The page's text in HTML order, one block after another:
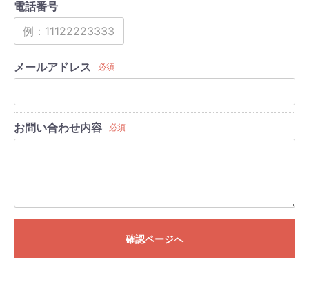
電話番号
メールアドレス 必須
お問い合わせ内容 必須
確認ページへ